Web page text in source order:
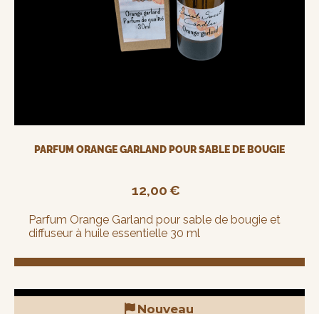
PARFUM ORANGE GARLAND POUR SABLE DE BOUGIE
12,00€
Parfum Orange Garland pour sable de bougie et
diffuseur à huile essentielle 30 ml
Nouveau